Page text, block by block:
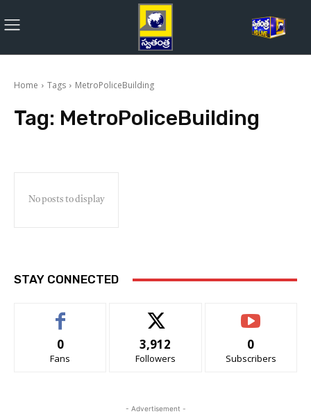
Home Tags MetroPoliceBuilding
Tag: MetroPoliceBuilding
No posts to display
STAY CONNECTED
0
Fans
3,912
Followers
0
Subscribers
- Advertisement -